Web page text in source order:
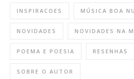
INSPIRACOES MÚSICA BOA
NOVIDADES NOVIDADES NA
POEMA E POESIA RESENHAS
SOBRE O AUTOR